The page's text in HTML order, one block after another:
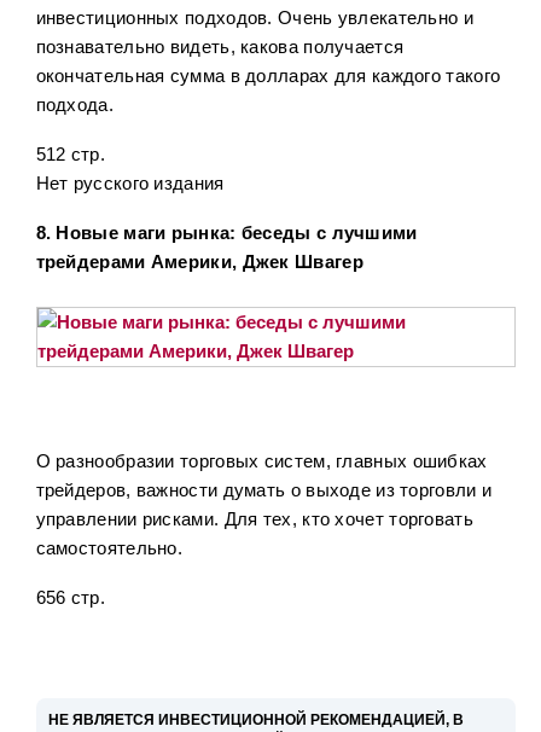
инвестиционных подходов. Очень увлекательно и
познавательно видеть, какова получается
окончательная сумма в долларах для каждого такого
подхода.
512 стр.
Нет русского издания
8. Новые маги рынка: беседы с лучшими
трейдерами Америки, Джек Швагер
О разнообразии торговых систем, главных ошибках
трейдеров, важности думать о выходе из торговли и
управлении рисками. Для тех, кто хочет торговать
самостоятельно.
656 стр.
НЕ ЯВЛЯЕТСЯ ИНВЕСТИЦИОННОЙ РЕКОМЕНДАЦИЕЙ, В